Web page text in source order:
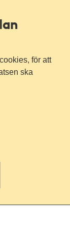
för att
ska